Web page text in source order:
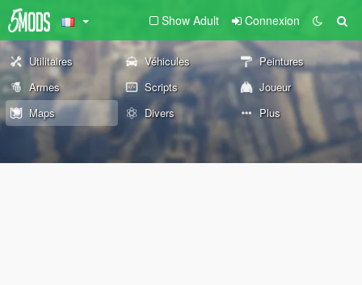
Show Adult Connexion
Utilitaires Véhicules
Peintures
Armes
Scripts
Joueur
Maps
Divers Plus